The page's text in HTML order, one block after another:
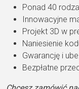
Ponad 40
Innowacyjne
Projekt 3D w
Naniesienie
Gwarancję i
Bezpłatne